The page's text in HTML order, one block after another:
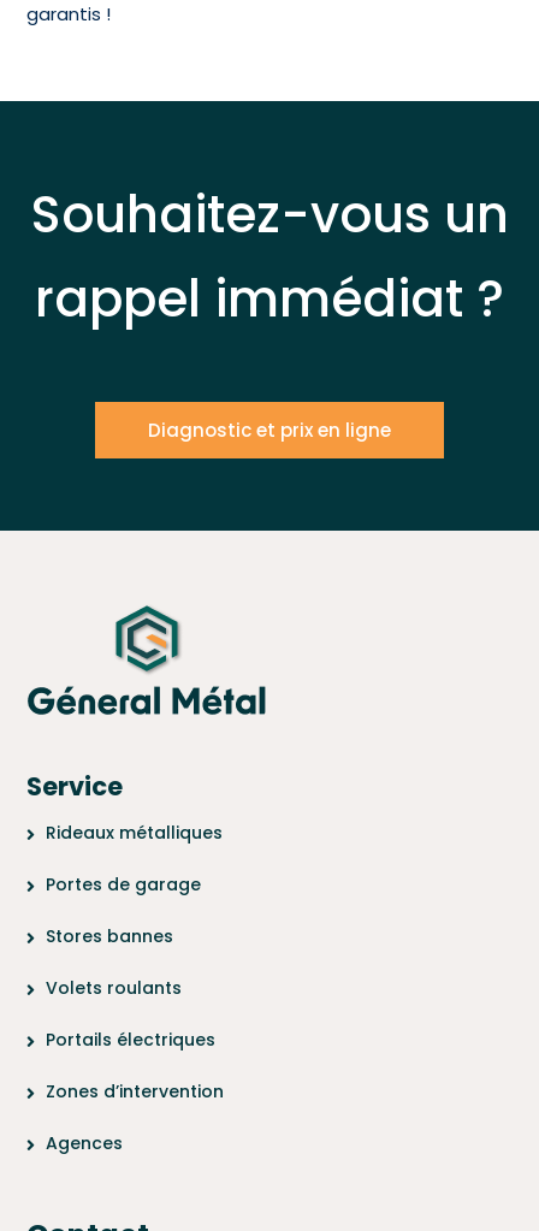
garantis !
Souhaitez-vous un
rappel immédiat ?
Diagnostic et prix en ligne
Service
Rideaux métalliques
Portes de garage
Stores bannes
Volets roulants
Portails électriques
Zones d’intervention
Agences